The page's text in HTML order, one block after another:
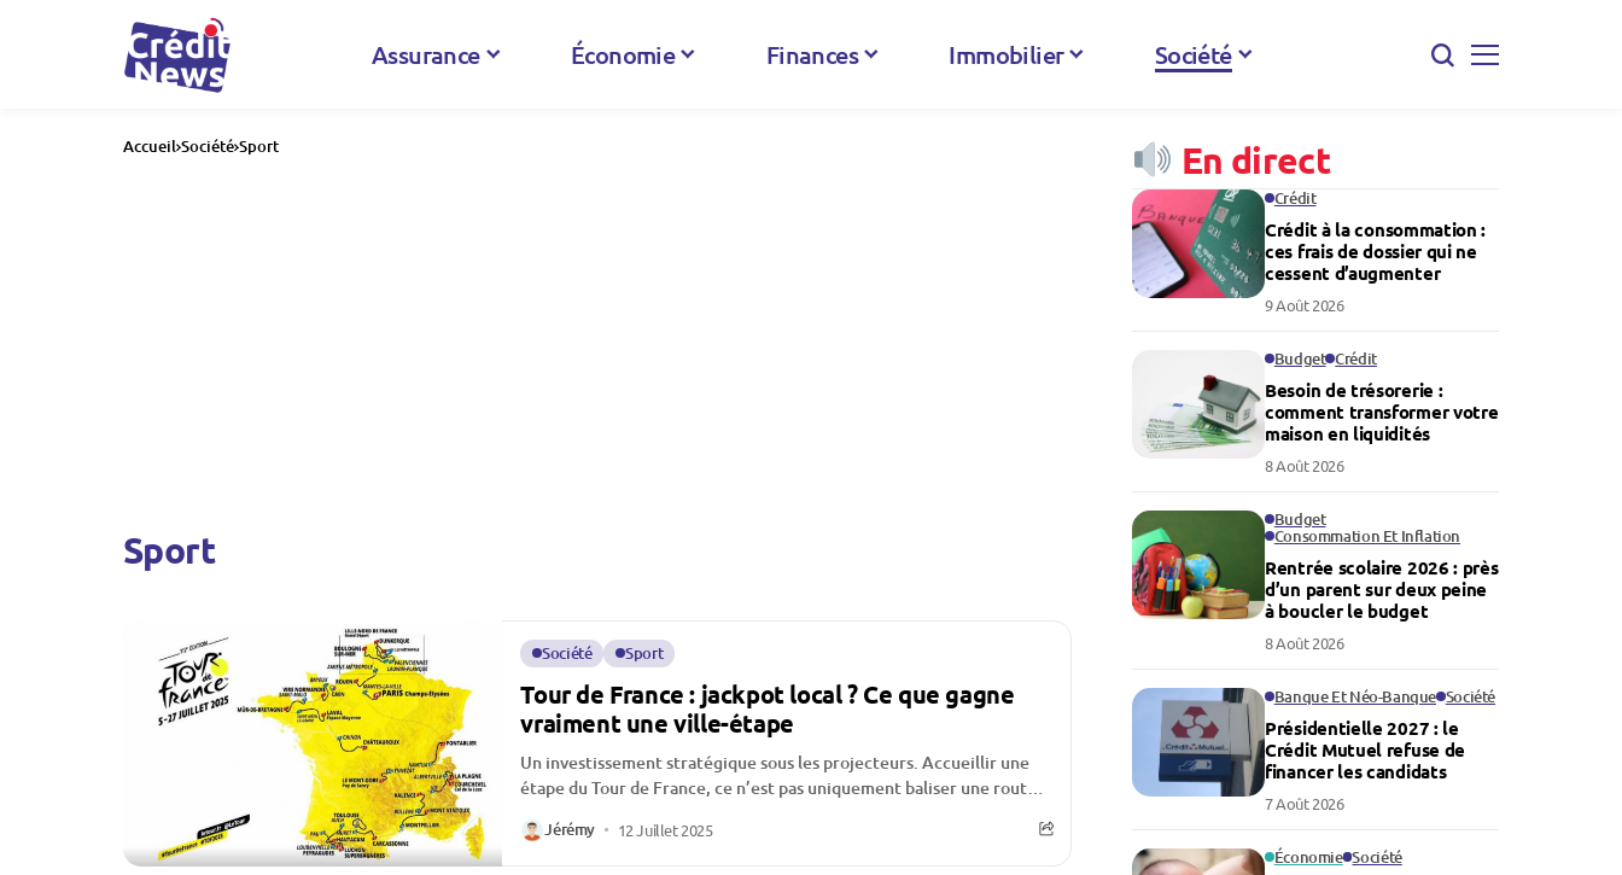
Assurance Économie Finances Immobilier Société
Accueil Société Sport
Sport
Société Sport
Tour de France : jackpot local ? Ce que gagne
vraiment une ville-étape
Un investissement stratégique sous les projecteurs. Accueillir une
étape du Tour de France, ce n’est pas uniquement baliser une route
Jérémy 12 Juillet 2025
En direct
Crédit
Crédit à la consommation :
ces frais de dossier qui ne
cessent d’augmenter
9 Août 2026
Budget Crédit
Besoin de trésorerie :
comment transformer votre
maison en liquidités
8 Août 2026
Budget
Consommation Et Inflation
Rentrée scolaire 2026 : près
d’un parent sur deux peine
à boucler le budget
8 Août 2026
Banque Et Néo-Banque Société
Présidentielle 2027 : le
Crédit Mutuel refuse de
financer les candidats
7 Août 2026
Économie Société